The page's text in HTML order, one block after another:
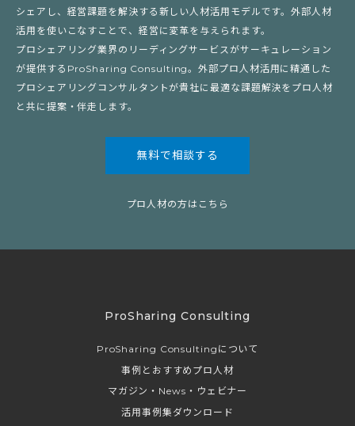
シェアし、経営課題を解決する新しい人材活用モデルです。外部人材
活用を使いこなすことで、経営に変革を与えられます。
プロシェアリング業界のリーディングサービスがサーキュレーション
が提供するProSharing Consulting。外部プロ人材活用に精通した
プロシェアリングコンサルタントが貴社に最適な課題解決をプロ人材
と共に提案・伴走します。
無料で相談する
プロ人材の方はこちら
ProSharing Consulting
ProSharing Consultingについて
事例とおすすめプロ人材
マガジン・News・ウェビナー
活用事例集ダウンロード